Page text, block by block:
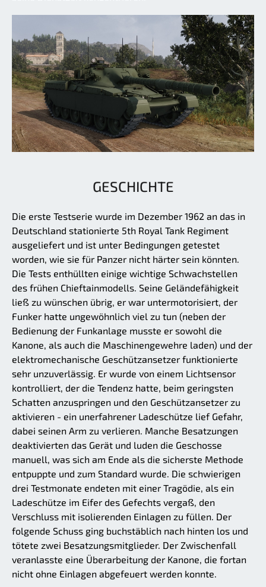
GESCHICHTE
Die erste Testserie wurde im Dezember 1962 an das in
Deutschland stationierte 5th Royal Tank Regiment
ausgeliefert und ist unter Bedingungen getestet
worden, wie sie für Panzer nicht härter sein könnten.
Die Tests enthüllten einige wichtige Schwachstellen
des frühen Chieftainmodells. Seine Geländefähigkeit
ließ zu wünschen übrig, er war untermotorisiert, der
Funker hatte ungewöhnlich viel zu tun (neben der
Bedienung der Funkanlage musste er sowohl die
Kanone, als auch die Maschinengewehre laden) und der
elektromechanische Geschützansetzer funktionierte
sehr unzuverlässig. Er wurde von einem Lichtsensor
kontrolliert, der die Tendenz hatte, beim geringsten
Schatten anzuspringen und den Geschützansetzer zu
aktivieren - ein unerfahrener Ladeschütze lief Gefahr,
dabei seinen Arm zu verlieren. Manche Besatzungen
deaktivierten das Gerät und luden die Geschosse
manuell, was sich am Ende als die sicherste Methode
entpuppte und zum Standard wurde. Die schwierigen
drei Testmonate endeten mit einer Tragödie, als ein
Ladeschütze im Eifer des Gefechts vergaß, den
Verschluss mit isolierenden Einlagen zu füllen. Der
folgende Schuss ging buchstäblich nach hinten los und
tötete zwei Besatzungsmitglieder. Der Zwischenfall
veranlasste eine Überarbeitung der Kanone, die fortan
nicht ohne Einlagen abgefeuert werden konnte.